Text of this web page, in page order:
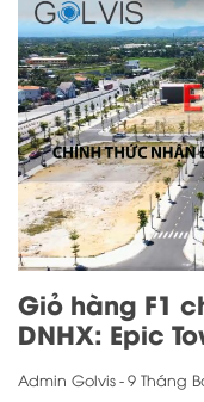
Giỏ hàng F1
DNHX: Epic
Admin Golvis-9 Tháng